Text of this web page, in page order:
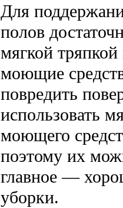
Для
полов
мягкой
моющие
повредить
использовать
моющего
поэтому их
главное —
уборки.